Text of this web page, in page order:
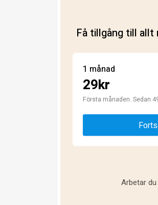
Få tillgång till
1 månad
29kr
Första månaden. Sedan
Arbetar